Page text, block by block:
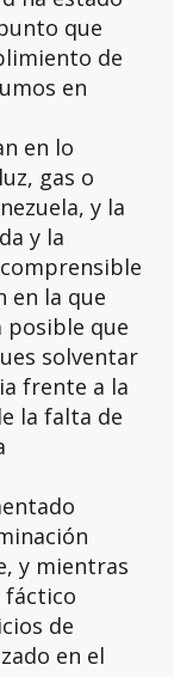
que
de
en
en lo
gas o
y la
y la
en la que
posible que
solventar
frente a la
la falta de
y mientras
fáctico
de
en el